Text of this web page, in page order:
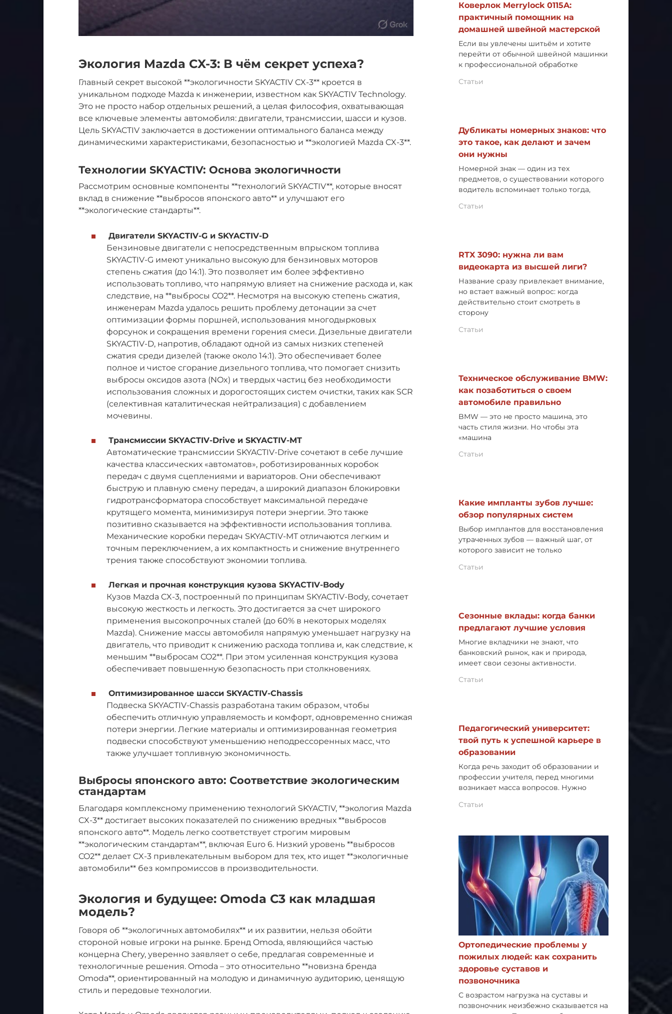
Экология Mazda CX-3: В чём секрет успеха?
Главный секрет высокой **экологичности SKYACTIV CX-3** кроется в
уникальном подходе Mazda к инженерии, известном как SKYACTIV Technology.
Это не просто набор отдельных решений, а целая философия, охватывающая
все ключевые элементы автомобиля: двигатели, трансмиссии, шасси и кузов.
Цель SKYACTIV заключается в достижении оптимального баланса между
динамическими характеристиками, безопасностью и **экологией Mazda CX-3**.
Технологии SKYACTIV: Основа экологичности
Рассмотрим основные компоненты **технологий SKYACTIV**, которые вносят
вклад в снижение **выбросов японского авто** и улучшают его
**экологические стандарты**.
Двигатели SKYACTIV-G и SKYACTIV-D
Бензиновые двигатели с непосредственным впрыском топлива
SKYACTIV-G имеют уникально высокую для бензиновых моторов
степень сжатия (до 14:1). Это позволяет им более эффективно
использовать топливо, что напрямую влияет на снижение расхода и, как
следствие, на **выбросы CO2**. Несмотря на высокую степень сжатия,
инженерам Mazda удалось решить проблему детонации за счет
оптимизации формы поршней, использования многодырковых
форсунок и сокращения времени горения смеси. Дизельные двигатели
SKYACTIV-D, напротив, обладают одной из самых низких степеней
сжатия среди дизелей (также около 14:1). Это обеспечивает более
полное и чистое сгорание дизельного топлива, что помогает снизить
выбросы оксидов азота (NOx) и твердых частиц без необходимости
использования сложных и дорогостоящих систем очистки, таких как SCR
(селективная каталитическая нейтрализация) с добавлением
мочевины.
Трансмиссии SKYACTIV-Drive и SKYACTIV-MT
Автоматические трансмиссии SKYACTIV-Drive сочетают в себе лучшие
качества классических «автоматов», роботизированных коробок
передач с двумя сцеплениями и вариаторов. Они обеспечивают
быструю и плавную смену передач, а широкий диапазон блокировки
гидротрансформатора способствует максимальной передаче
крутящего момента, минимизируя потери энергии. Это также
позитивно сказывается на эффективности использования топлива.
Механические коробки передач SKYACTIV-MT отличаются легким и
точным переключением, а их компактность и снижение внутреннего
трения также способствуют экономии топлива.
Легкая и прочная конструкция кузова SKYACTIV-Body
Кузов Mazda CX-3, построенный по принципам SKYACTIV-Body, сочетает
высокую жесткость и легкость. Это достигается за счет широкого
применения высокопрочных сталей (до 60% в некоторых моделях
Mazda). Снижение массы автомобиля напрямую уменьшает нагрузку на
двигатель, что приводит к снижению расхода топлива и, как следствие, к
меньшим **выбросам CO2**. При этом усиленная конструкция кузова
обеспечивает повышенную безопасность при столкновениях.
Оптимизированное шасси SKYACTIV-Chassis
Подвеска SKYACTIV-Chassis разработана таким образом, чтобы
обеспечить отличную управляемость и комфорт, одновременно снижая
потери энергии. Легкие материалы и оптимизированная геометрия
подвески способствуют уменьшению неподрессоренных масс, что
также улучшает топливную экономичность.
Выбросы японского авто: Соответствие экологическим
стандартам
Благодаря комплексному применению технологий SKYACTIV, **экология Mazda
CX-3** достигает высоких показателей по снижению вредных **выбросов
японского авто**. Модель легко соответствует строгим мировым
**экологическим стандартам**, включая Euro 6. Низкий уровень **выбросов
CO2** делает CX-3 привлекательным выбором для тех, кто ищет **экологичные
автомобили** без компромиссов в производительности.
Экология и будущее: Omoda C3 как младшая
модель?
Говоря об **экологичных автомобилях** и их развитии, нельзя обойти
стороной новые игроки на рынке. Бренд Omoda, являющийся частью
концерна Chery, уверенно заявляет о себе, предлагая современные и
технологичные решения. Omoda – это относительно **новизна бренда
Omoda**, ориентированный на молодую и динамичную аудиторию, ценящую
стиль и передовые технологии.
Коверлок Merrylock 0115A:
практичный помощник на
домашней швейной мастерской
Если вы увлечены шитьём и хотите
перейти от обычной швейной машинки
к профессиональной обработке
Статьи
Дубликаты номерных знаков: что
это такое, как делают и зачем
они нужны
Номерной знак — один из тех
предметов, о существовании которого
водитель вспоминает только тогда,
Статьи
RTX 3090: нужна ли вам
видеокарта из высшей лиги?
Название сразу привлекает внимание,
но встает важный вопрос: когда
действительно стоит смотреть в
сторону
Статьи
Техническое обслуживание BMW:
как позаботиться о своем
автомобиле правильно
BMW — это не просто машина, это
часть стиля жизни. Но чтобы эта
«машина
Статьи
Какие импланты зубов лучше:
обзор популярных систем
Выбор имплантов для восстановления
утраченных зубов — важный шаг, от
которого зависит не только
Статьи
Сезонные вклады: когда банки
предлагают лучшие условия
Многие вкладчики не знают, что
банковский рынок, как и природа,
имеет свои сезоны активности.
Статьи
Педагогический университет:
твой путь к успешной карьере в
образовании
Когда речь заходит об образовании и
профессии учителя, перед многими
возникает масса вопросов. Нужно
Статьи
Ортопедические проблемы у
пожилых людей: как сохранить
здоровье суставов и
позвоночника
С возрастом нагрузка на суставы и
позвоночник неизбежно сказывается на